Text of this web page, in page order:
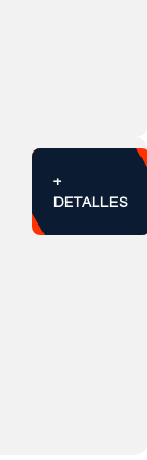
+
DETALLES